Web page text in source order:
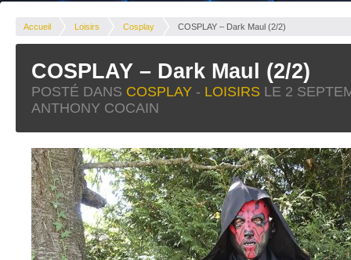
Accueil Loisirs Cosplay COSPLAY – Dark Maul (2/2)
COSPLAY – Dark Maul (2/2)
POSTÉ DANS COSPLAY - LOISIRS LE 2
ANTHONY COCAIN